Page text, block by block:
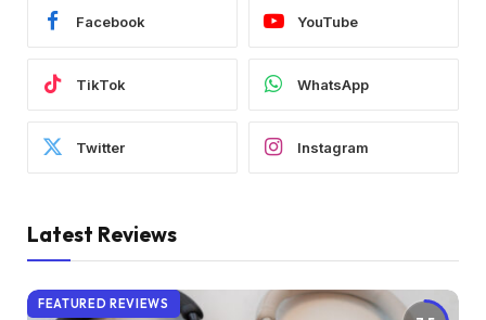
Facebook YouTube
TikTok WhatsApp
Twitter Instagram
Latest Reviews
FEATURED REVIEWS